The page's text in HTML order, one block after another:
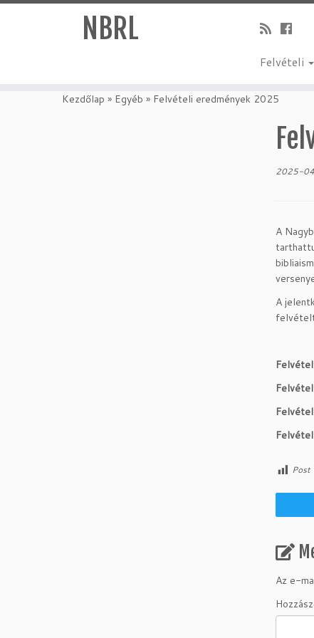
NBRL
Felvételi
Kezdőlap » Egyéb » Felvételi eredmények 2025
2025-
A
A
Post
Az e-